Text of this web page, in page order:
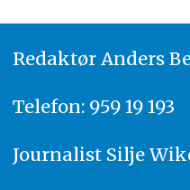
Redaktør Anders
Telefon: 959 19 193
Journalist Silje